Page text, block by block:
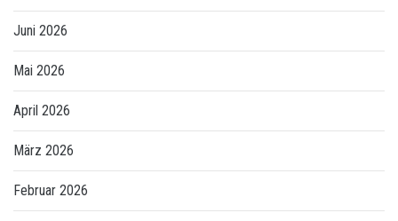
Juni 2026
Mai 2026
April 2026
März 2026
Februar 2026